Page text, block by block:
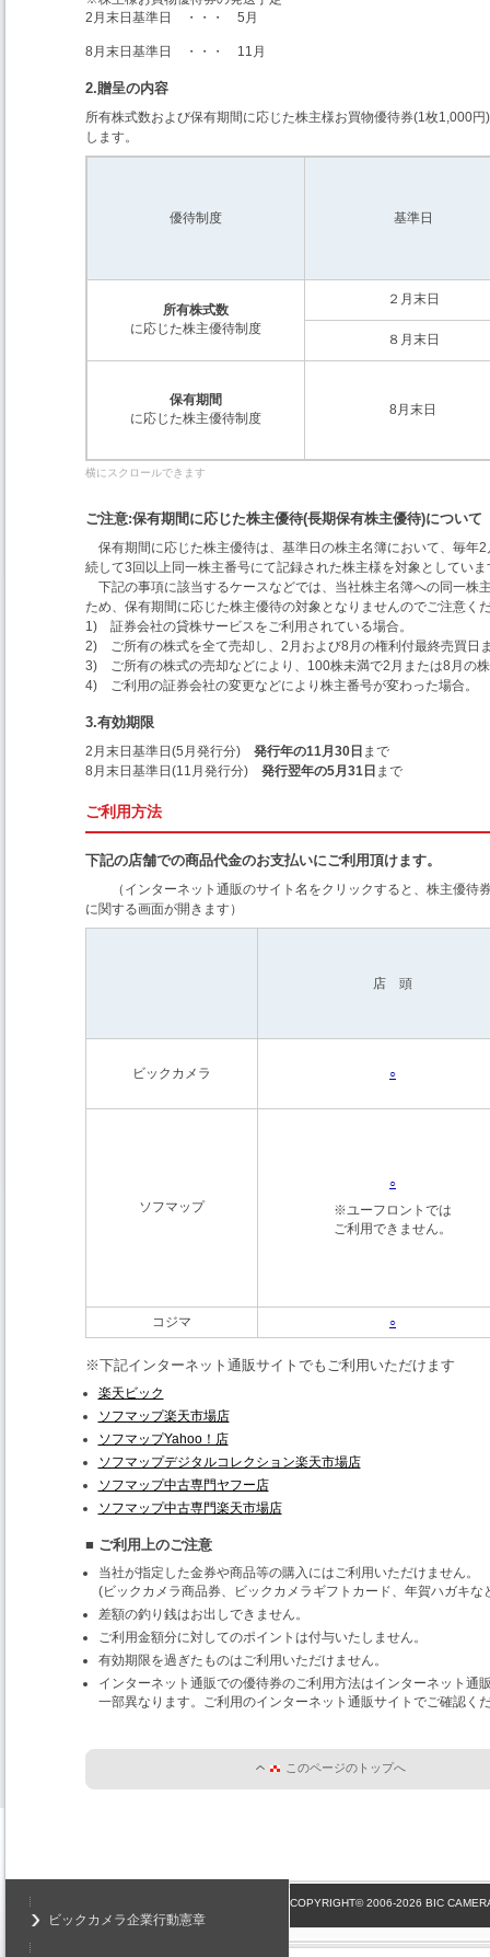
2月末日基準日 ・・・ 5月
8月末日基準日 ・・・ 11月
2.贈呈の内容
所有株式数および保有期間に応じた株主様お買物優待券(1枚1,000円
します。
優待制度 基準日
所有株式数
に応じた株主優待制度
２月末日
８月末日
保有期間
に応じた株主優待制度
8月末日
ご注意:保有期間に応じた株主優待(長期保有株主優待)について
保有期間に応じた株主優待は、基準日の株主名簿において、毎年
続して3回以上同一株主番号にて記録された株主様を対象としていま
下記の事項に該当するケースなどでは、当社株主名簿への同一株
ため、保有期間に応じた株主優待の対象となりませんのでご注意く
1) 証券会社の貸株サービスをご利用されている場合。
2) ご所有の株式を全て売却し、2月および8月の権利付最終売買日
3) ご所有の株式の売却などにより、100株未満で2月または8月の
4) ご利用の証券会社の変更などにより株主番号が変わった場合。
3.有効期限
2月末日基準日(5月発行分) 発行年の11月30日 まで
8月末日基準日(11月発行分) 発行翌年の5月31日 まで
ご利用方法
下記の店舗での商品代金のお支払いにご利用頂けます。
（インターネット通販のサイト名をクリックすると、株主優待
に関する画面が開きます）
店 頭
ビックカメラ ○
ソフマップ
○
※ユーフロントでは
ご利用できません。
コジマ ○
※下記インターネット通販サイトでもご利用いただけます
楽天ビック
ソフマップ楽天市場店
ソフマップYahoo！店
ソフマップデジタルコレクション楽天市場店
ソフマップ中古専門ヤフー店
ソフマップ中古専門楽天市場店
■ ご利用上のご注意
当社が指定した金券や商品等の購入にはご利用いただけません。
(ビックカメラ商品券、ビックカメラギフトカード、年賀ハガキな
差額の釣り銭はお出しできません。
ご利用金額分に対してのポイントは付与いたしません。
有効期限を過ぎたものはご利用いただけません。
インターネット通販での優待券のご利用方法はインターネット通
一部異なります。ご利用のインターネット通販サイトでご確認く
このページのトップへ
ビックカメラ企業行動憲章
COPYRIGHT© 2006-2026 BIC